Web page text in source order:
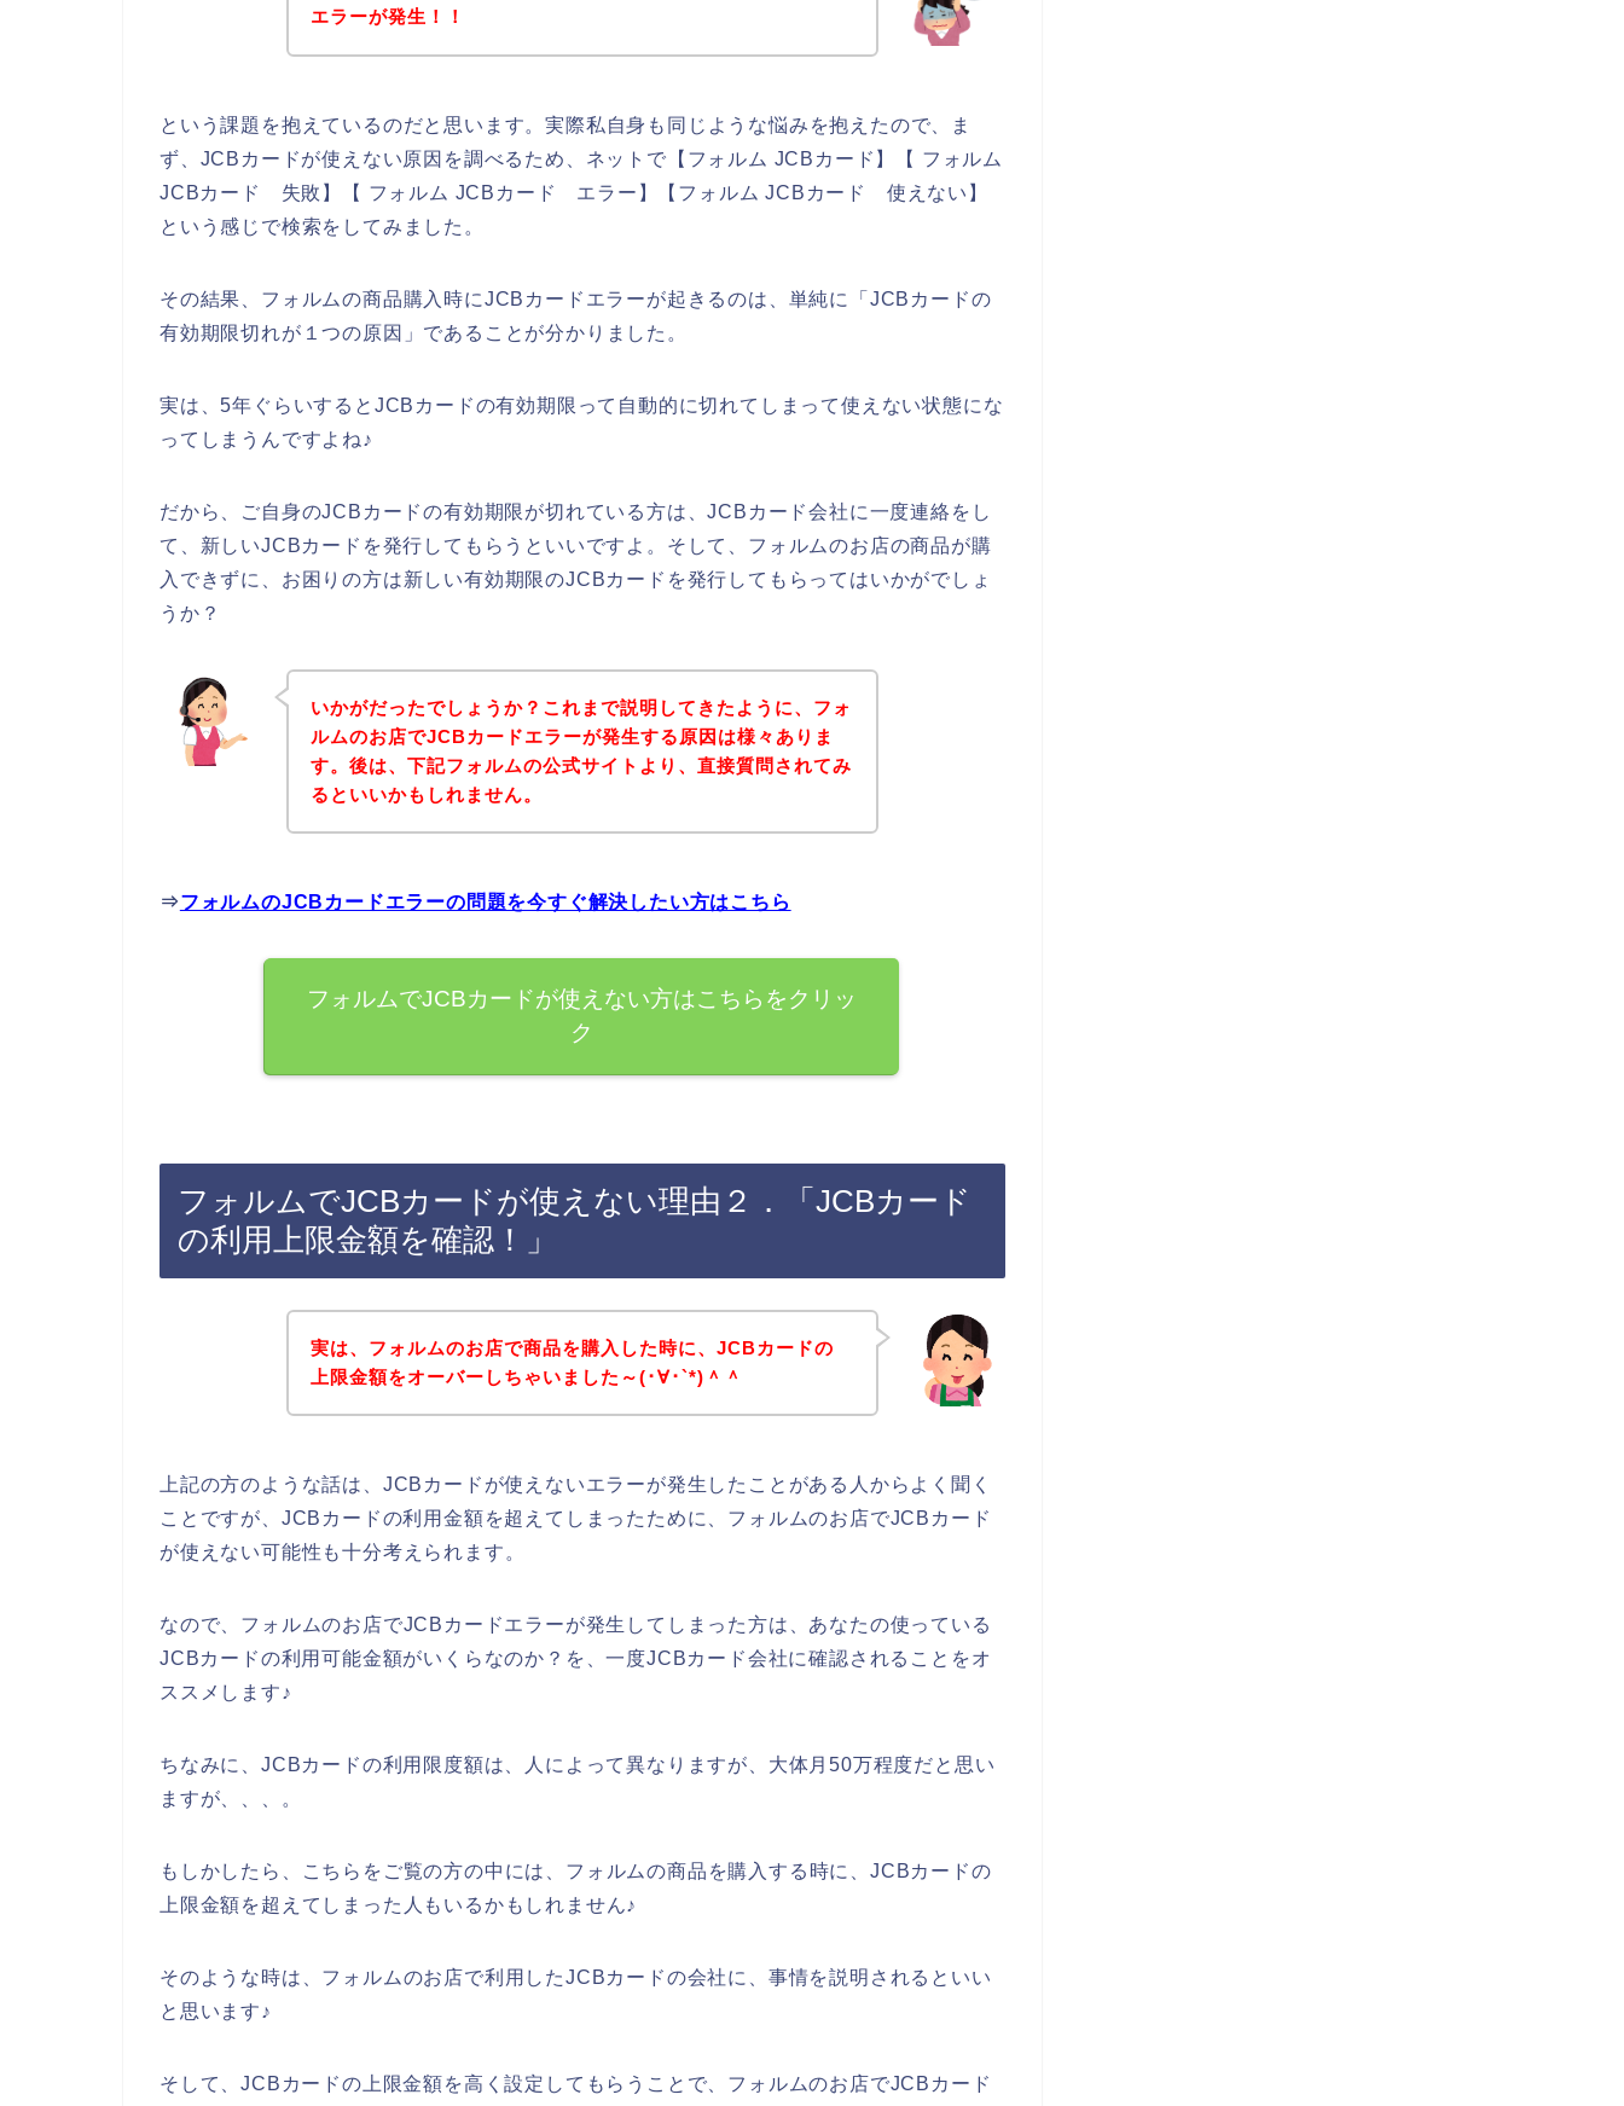
エラーが発生！！
という課題を抱えているのだと思います。実際私自身も同じような悩みを抱えたので、ま
ず、JCBカードが使えない原因を調べるため、ネットで【フォルム JCBカード】【 フォルム
JCBカード 失敗】【 フォルム JCBカード エラー】【フォルム JCBカード 使えない】
という感じで検索をしてみました。
その結果、フォルムの商品購入時にJCBカードエラーが起きるのは、単純に「JCBカードの
有効期限切れが１つの原因」であることが分かりました。
実は、5年ぐらいするとJCBカードの有効期限って自動的に切れてしまって使えない状態にな
ってしまうんですよね♪
だから、ご自身のJCBカードの有効期限が切れている方は、JCBカード会社に一度連絡をし
て、新しいJCBカードを発行してもらうといいですよ。そして、フォルムのお店の商品が購
入できずに、お困りの方は新しい有効期限のJCBカードを発行してもらってはいかがでしょ
うか？
いかがだったでしょうか？これまで説明してきたように、フォ
ルムのお店でJCBカードエラーが発生する原因は様々ありま
す。後は、下記フォルムの公式サイトより、直接質問されてみ
るといいかもしれません。
⇒フォルムのJCBカードエラーの問題を今すぐ解決したい方はこちら
フォルムでJCBカードが使えない方はこちらをクリッ
ク
フォルムでJCBカードが使えない理由２．「JCBカード
の利用上限金額を確認！」
実は、フォルムのお店で商品を購入した時に、JCBカードの
上限金額をオーバーしちゃいました～(･∀･`*)＾＾
上記の方のような話は、JCBカードが使えないエラーが発生したことがある人からよく聞く
ことですが、JCBカードの利用金額を超えてしまったために、フォルムのお店でJCBカード
が使えない可能性も十分考えられます。
なので、フォルムのお店でJCBカードエラーが発生してしまった方は、あなたの使っている
JCBカードの利用可能金額がいくらなのか？を、一度JCBカード会社に確認されることをオ
ススメします♪
ちなみに、JCBカードの利用限度額は、人によって異なりますが、大体月50万程度だと思い
ますが、、、。
もしかしたら、こちらをご覧の方の中には、フォルムの商品を購入する時に、JCBカードの
上限金額を超えてしまった人もいるかもしれません♪
そのような時は、フォルムのお店で利用したJCBカードの会社に、事情を説明されるといい
と思います♪
そして、JCBカードの上限金額を高く設定してもらうことで、フォルムのお店でJCBカード